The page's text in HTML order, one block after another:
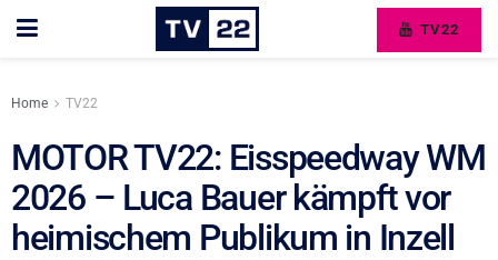
TV22
Home TV22
MOTOR TV22: Eisspeedway WM
2026 – Luca Bauer kämpft vor
heimischem Publikum in Inzell